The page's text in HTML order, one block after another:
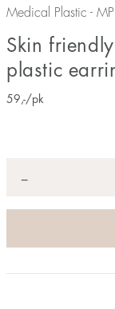
Medical Plastic - MP
Skin
plastic
59 ,-/pk
−